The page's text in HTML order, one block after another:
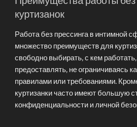
куртизанок
Работа без прессинга в интимной
множество преимуществ для
свободно выбирать, с кем работать,
предоставлять, не ограничиваясь
правилами или требованиями.
куртизанки часто имеют большую
конфиденциальности и личной